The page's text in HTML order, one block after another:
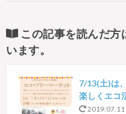
この記事を読んだ
います。
7/13(土)は
楽しくエコ
2019.07.11